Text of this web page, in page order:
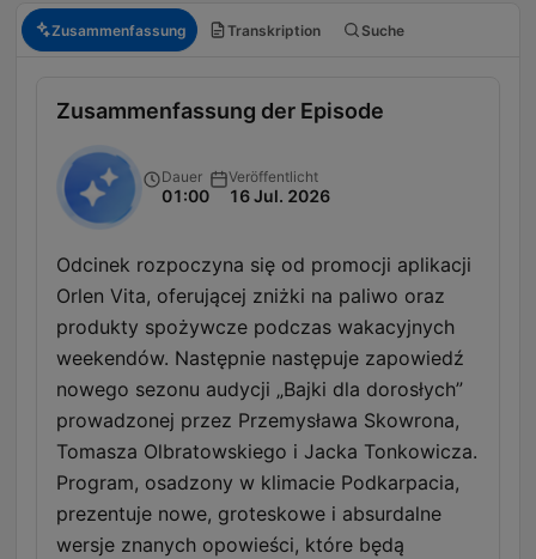
Zusammenfassung Transkription Suche
Zusammenfassung der Episode
Dauer
01:00
Veröffentlicht
16 Jul. 2026
Odcinek rozpoczyna się od promocji aplikacji
Orlen Vita, oferującej zniżki na paliwo oraz
produkty spożywcze podczas wakacyjnych
weekendów. Następnie następuje zapowiedź
nowego sezonu audycji „Bajki dla dorosłych”
prowadzonej przez Przemysława Skowrona,
Tomasza Olbratowskiego i Jacka Tonkowicza.
Program, osadzony w klimacie Podkarpacia,
prezentuje nowe, groteskowe i absurdalne
wersje znanych opowieści, które będą